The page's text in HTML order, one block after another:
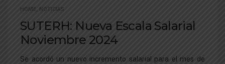
HOME, NOTICIAS
SUTERH: Nueva Escala Salarial
Noviembre 2024
Se acordó un nuevo incremento salarial para el mes de